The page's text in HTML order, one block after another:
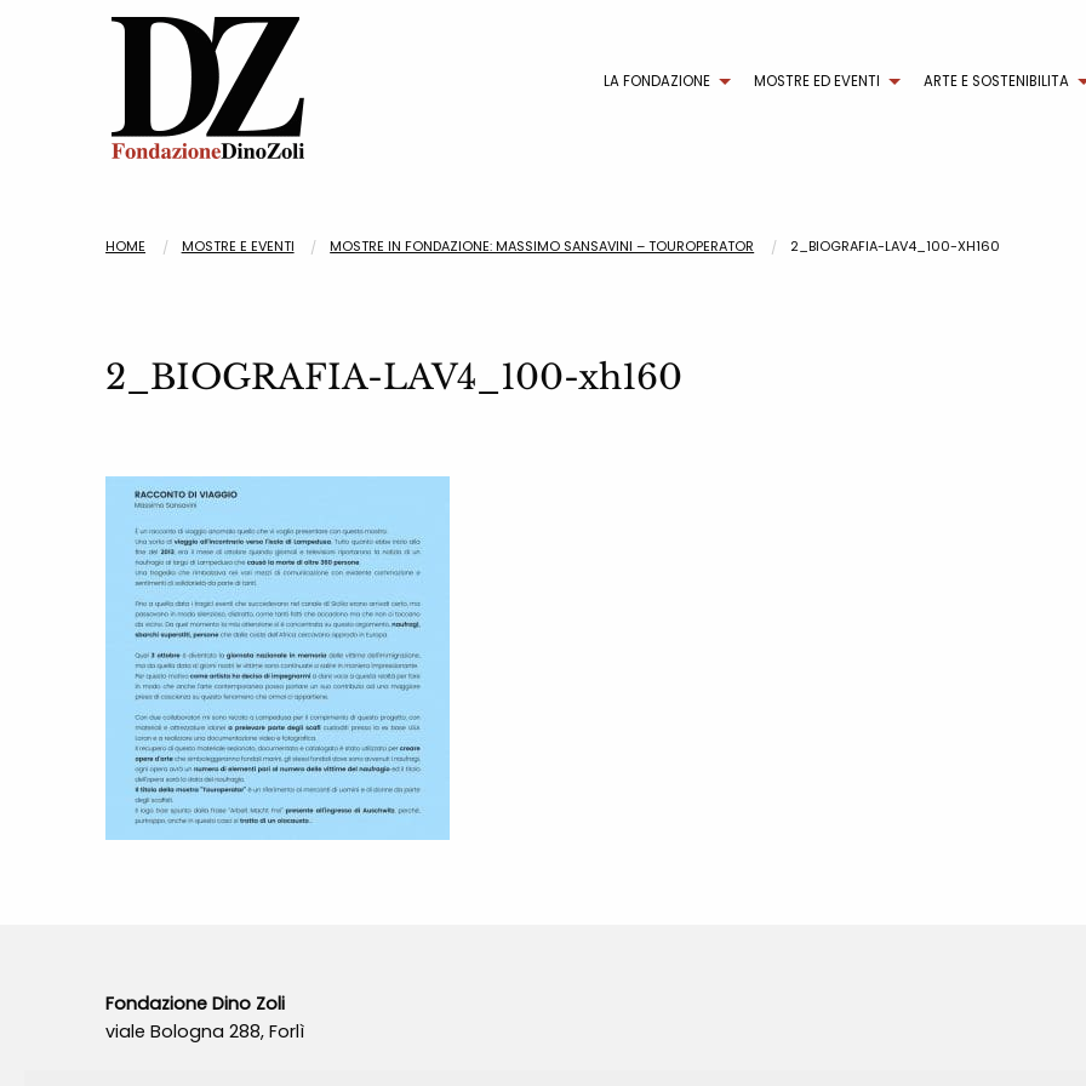
LA FONDAZIONE MOSTRE ED EVENTI ARTE E SOSTENIBILITA
HOME MOSTRE E EVENTI MOSTRE IN FONDAZIONE: MASSIMO SANSAVINI – TOUROPERATOR 2_BIOGRAFIA-LAV4_100-XH160
2_BIOGRAFIA-LAV4_100-xh160
Fondazione Dino Zoli
viale Bologna 288, Forlì